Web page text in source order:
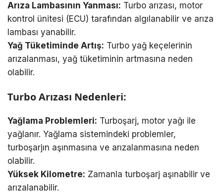
Arıza Lambasının Yanması: Turbo arızası, motor
kontrol ünitesi (ECU) tarafından algılanabilir ve arıza
lambası yanabilir.
Yağ Tüketiminde Artış: Turbo yağ keçelerinin
arızalanması, yağ tüketiminin artmasına neden
olabilir.
Turbo Arızası Nedenleri:
Yağlama Problemleri: Turboşarj, motor yağı ile
yağlanır. Yağlama sistemindeki problemler,
turboşarjın aşınmasına ve arızalanmasına neden
olabilir.
Yüksek Kilometre: Zamanla turboşarj aşınabilir ve
arızalanabilir.